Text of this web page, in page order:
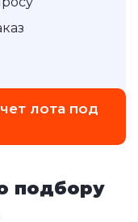
лота под
подбору